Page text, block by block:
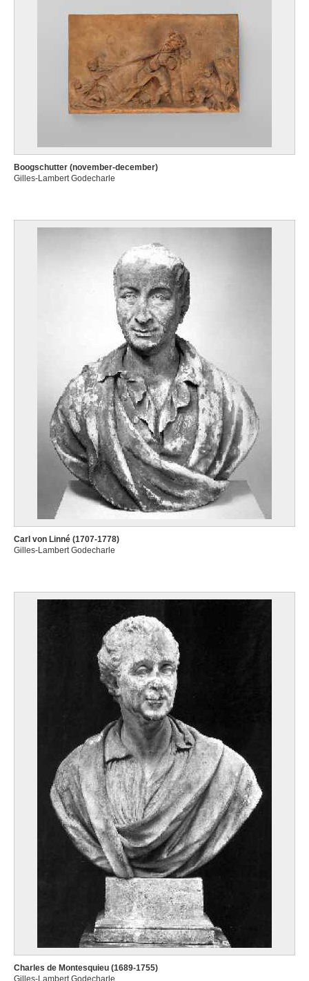
Boogschutter (november-december)
Gilles-Lambert Godecharle
Carl von Linné (1707-1778)
Gilles-Lambert Godecharle
Charles de Montesquieu (1689-1755)
Gilles-Lambert Godecharle